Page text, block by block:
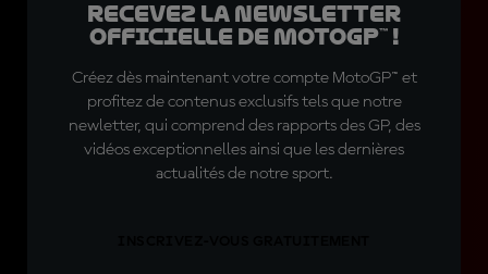
Recevez la Newsletter
officielle de MotoGP™ !
Créez dès maintenant votre compte MotoGP™ et
profitez de contenus exclusifs tels que notre
newletter, qui comprend des rapports des GP, des
vidéos exceptionnelles ainsi que les dernières
actualités de notre sport.